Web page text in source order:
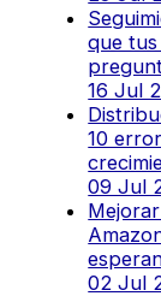
que tus
16 Jul
10
09 Jul
02 Jul